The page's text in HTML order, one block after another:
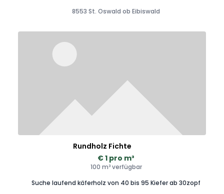
8553 St. Oswald ob Eibiswald
Rundholz Fichte
€ 1 pro m³
100 m³ verfügbar
Suche laufend käferholz von 40 bis 95 Kiefer ab 30zopf